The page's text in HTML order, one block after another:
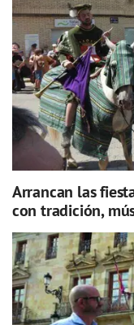
Arrancan las
con tradición,